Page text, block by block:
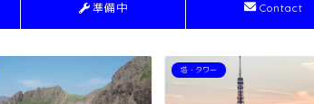
準備中 Contact
塔・タワー